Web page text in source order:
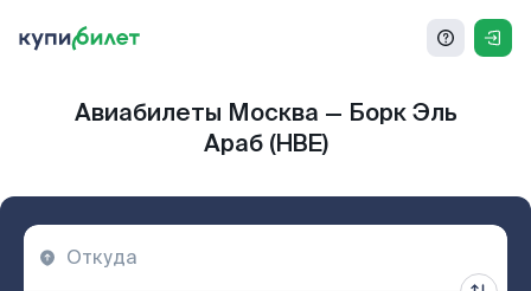
Авиабилеты Москва — Борк Эль
Араб (HBE)